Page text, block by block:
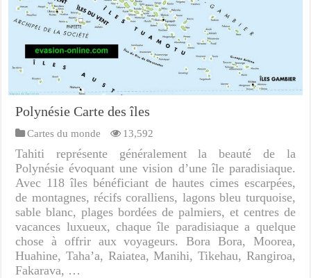
Polynésie Carte des îles
Cartes du monde 13,592
Tahiti représente généralement la beauté de la
Polynésie évoquant une vision d’une île paradisiaque.
Avec 118 îles bénéficiant de hautes cimes escarpées,
de montagnes, récifs coralliens, lagons bleu turquoise,
sable blanc, plages bordées de palmiers, et centres de
vacances luxueux, chaque île paradisiaque a quelque
chose à offrir aux voyageurs. Bora Bora, Moorea,
Huahine, Taha’a, Raiatea, Manihi, Tikehau, Rangiroa,
Fakarava, …